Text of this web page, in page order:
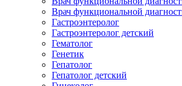
Врач функциональной
Гастроэнтеролог
Гастроэнтеролог детский
Гематолог
Генетик
Гепатолог
Гепатолог детский